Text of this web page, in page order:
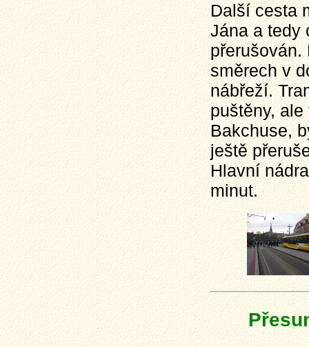
Další cesta
Jána a tedy
přerušován.
směrech v
nábřeží.
puštěny,
Bakchuse,
ještě
Hlavní
minut.